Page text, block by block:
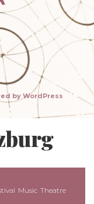
by WordPress
Music Theatre